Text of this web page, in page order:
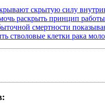
скрытую силу
раскрыть принцип
смертности
стволовые клетки рака